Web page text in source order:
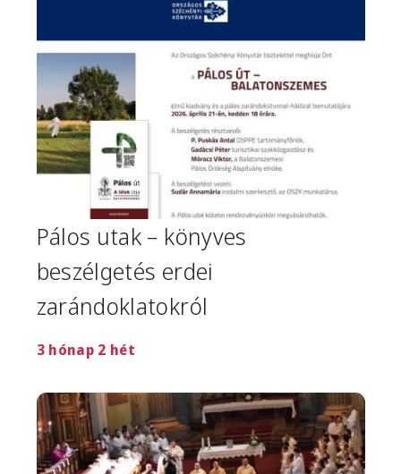
Pálos utak – könyves
beszélgetés erdei
zarándoklatokról
3 hónap 2 hét
Image